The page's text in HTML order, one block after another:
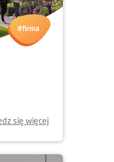
się więcej